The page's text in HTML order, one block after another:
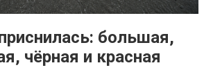
большая,
чёрная и красная